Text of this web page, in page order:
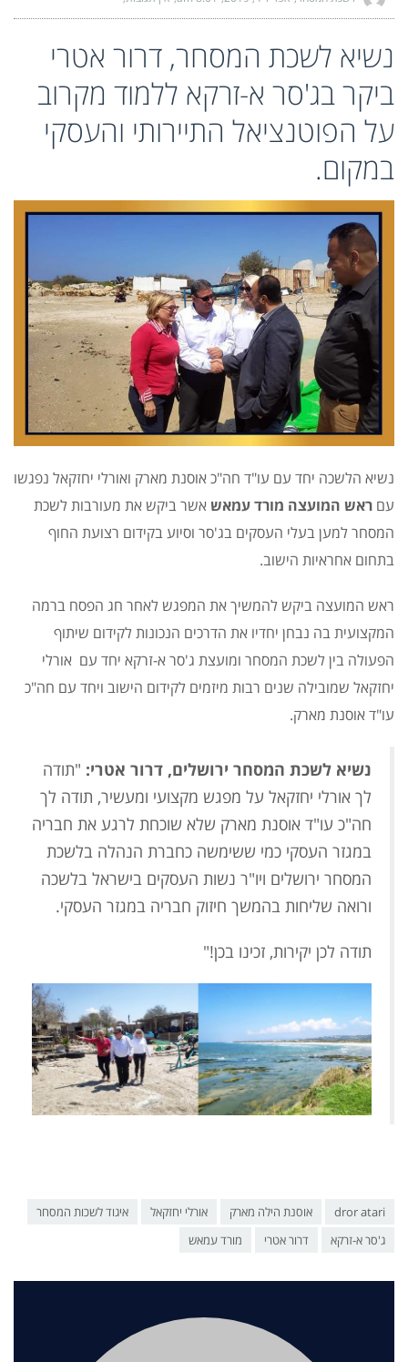
נשיא לשכת המסחר, דרור אטרי
ביקר בג'סר א-זרקא ללמוד מקרוב
על הפוטנציאל התיירותי והעסקי
במקום.
נשיא הלשכה יחד עם עו"ד חה"כ אוסנת מארק ואורלי יחזקאל נפגשו
עם ראש המועצה מורד עמאשאשר ביקש את מעורבות לשכת
המסחר למען בעלי העסקים בג'סר וסיוע בקידום רצועת החוף
בתחום אחראיות הישוב.
ראש המועצה ביקש להמשיך את המפגש לאחר חג הפסח ברמה
המקצועית בה נבחן יחדיו את הדרכים הנכונות לקידום שיתוף
הפעולה בין לשכת המסחר ומועצת ג'סר א-זרקא יחד עם אורלי
יחזקאל שמובילה שנים רבות מיזמים לקידום הישוב ויחד עם חה"כ
עו"ד אוסנת מארק.
נשיא לשכת המסחר ירושלים, דרור אטרי: "תודה
לך אורלי יחזקאל על מפגש מקצועי ומעשיר, תודה לך
חה"כ עו"ד אוסנת מארק שלא שוכחת לרגע את חבריה
במגזר העסקי כמי ששימשה כחברת הנהלה בלשכת
המסחר ירושלים ויו"ר נשות העסקים בישראל בלשכה
ורואה שליחות בהמשך חיזוק חבריה במגזר העסקי.
תודה לכן יקירות, זכינו בכן!"
dror atari אוסנת הילה מארק אורלי יחזקאל
איגוד לשכות המסחר
ג'סר א-זרקא
דרור אטרי מורד עמאש